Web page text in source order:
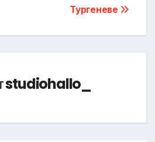
Тургеневе
studiohallo_